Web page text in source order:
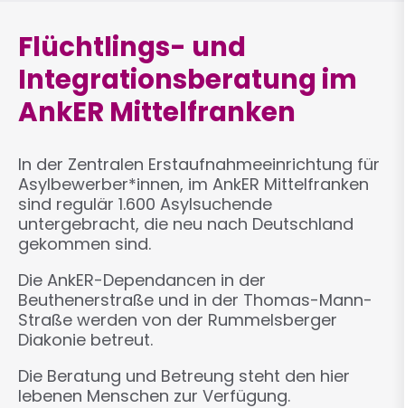
Flüchtlings- und
Integrationsberatung im
AnkER Mittelfranken
In der Zentralen Erstaufnahmeeinrichtung für
Asylbewerber*innen, im AnkER Mittelfranken
sind regulär 1.600 Asylsuchende
untergebracht, die neu nach Deutschland
gekommen sind.
Die AnkER-Dependancen in der
Beuthenerstraße und in der Thomas-Mann-
Straße werden von der Rummelsberger
Diakonie betreut.
Die Beratung und Betreung steht den hier
lebenen Menschen zur Verfügung.